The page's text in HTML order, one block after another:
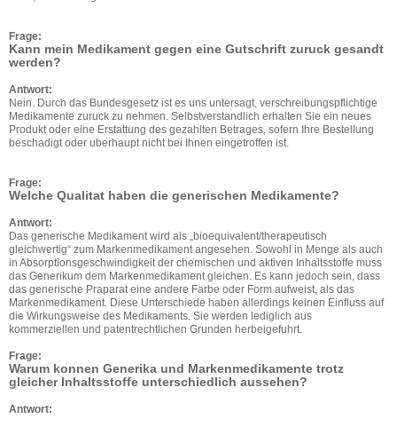
Frage:
Kann mein Medikament gegen eine Gutschrift zuruck gesandt
werden?
Antwort:
Nein. Durch das Bundesgesetz ist es uns untersagt, verschreibungspflichtige
Medikamente zuruck zu nehmen. Selbstverstandlich erhalten Sie ein neues
Produkt oder eine Erstattung des gezahlten Betrages, sofern Ihre Bestellung
beschadigt oder uberhaupt nicht bei Ihnen eingetroffen ist.
Frage:
Welche Qualitat haben die generischen Medikamente?
Antwort:
Das generische Medikament wird als „bioequivalent/therapeutisch
gleichwertig“ zum Markenmedikament angesehen. Sowohl in Menge als auch
in Absorptionsgeschwindigkeit der chemischen und aktiven Inhaltsstoffe muss
das Generikum dem Markenmedikament gleichen. Es kann jedoch sein, dass
das generische Praparat eine andere Farbe oder Form aufweist, als das
Markenmedikament. Diese Unterschiede haben allerdings keinen Einfluss auf
die Wirkungsweise des Medikaments. Sie werden lediglich aus
kommerziellen und patentrechtlichen Grunden herbeigefuhrt.
Frage:
Warum konnen Generika und Markenmedikamente trotz
gleicher Inhaltsstoffe unterschiedlich aussehen?
Antwort: